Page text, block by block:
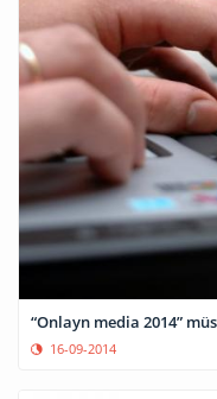
“Onlayn media 2014”
16-09-2014